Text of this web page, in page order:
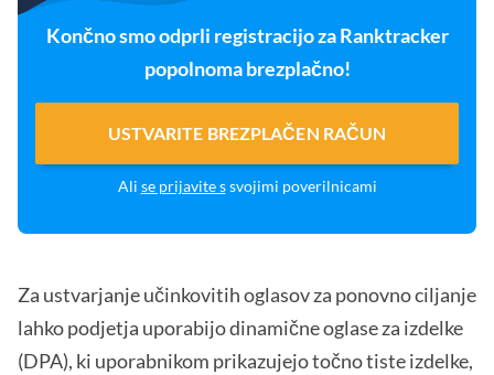
Končno smo odprli registracijo za Ranktracker
popolnoma brezplačno!
USTVARITE BREZPLAČEN RAČUN
Ali se prijavite ssvojimi poverilnicami
Za ustvarjanje učinkovitih oglasov za ponovno ciljanje
lahko podjetja uporabijo dinamične oglase za izdelke
(DPA), ki uporabnikom prikazujejo točno tiste izdelke,